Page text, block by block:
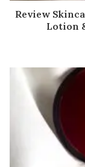
Review
Lotion